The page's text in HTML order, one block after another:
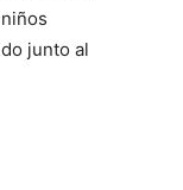
junto al